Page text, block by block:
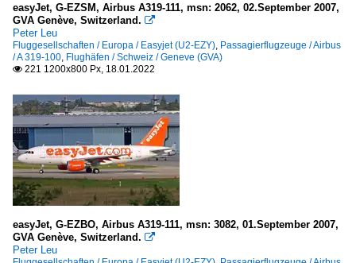
easyJet, G-EZSM, Airbus A319-111, msn: 2062, 02.September 2007,
GVA Genève, Switzerland. 
Peter Leu
Fluggesellschaften / Europa / Easyjet (U2-EZY), Passagierflugzeuge / Airbus
/ A 319-100, Flughäfen / Schweiz / Geneve (GVA)
 221 1200x800 Px, 18.01.2022
easyJet, G-EZBO, Airbus A319-111, msn: 3082, 01.September 2007,
GVA Genève, Switzerland. 
Peter Leu